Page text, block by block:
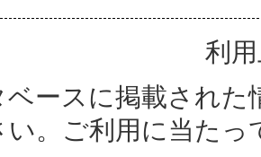
利
ベースに掲載された
い。ご利用に当た